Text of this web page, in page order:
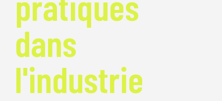
dans
l'industrie